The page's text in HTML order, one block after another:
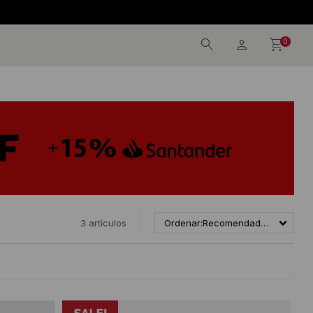
0
3 artículos Recomendados